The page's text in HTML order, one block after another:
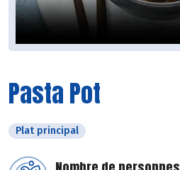
Pasta Pot
Plat principal